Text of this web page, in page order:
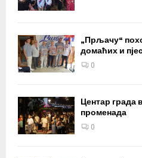
„Прљачу“
домаћих и
0
Центар града
променада
0